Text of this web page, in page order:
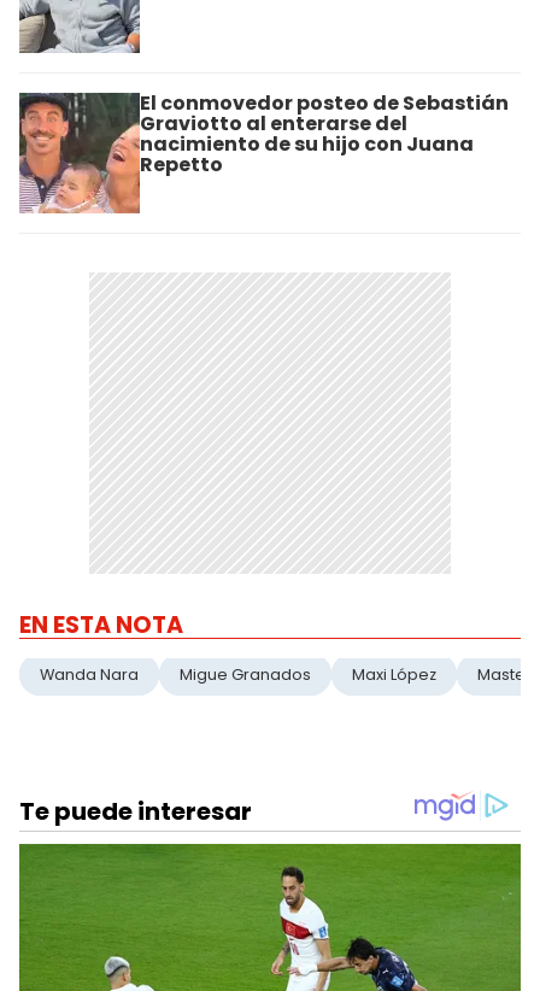
El conmovedor posteo de Sebastián
Graviotto al enterarse del
nacimiento de su hijo con Juana
Repetto
EN ESTA NOTA
Wanda Nara Migue Granados Maxi López